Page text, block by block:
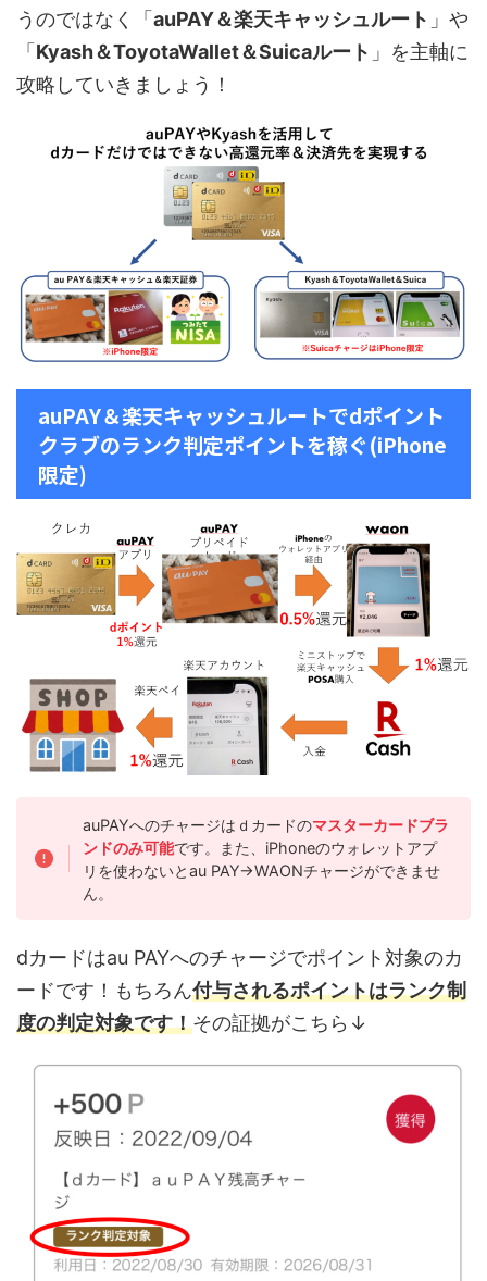
うのではなく「 auPAY＆楽天キャッシュルート 」や
「 Kyash＆ToyotaWallet＆Suicaルート 」を主軸に
攻略していきましょう！
auPAY＆楽天キャッシュルートでdポイント
クラブのランク判定ポイントを稼ぐ(iPhone
限定)
auPAYへのチャージはｄカードのマスターカードブラ
ンドのみ可能です。また、iPhoneのウォレットアプ
リを使わないとau PAY→WAONチャージができませ
ん。
dカードはau PAYへのチャージでポイント対象のカ
ードです！もちろん付与されるポイントはランク制
度の判定対象です！その証拠がこちら↓